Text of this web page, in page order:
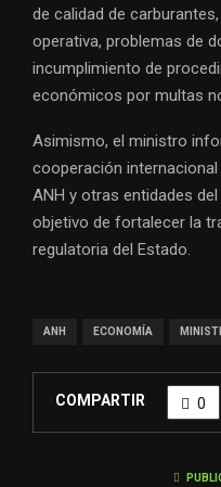
de calidad de
operativa, problemas de
incumplimiento de
económicos por multas
Asimismo, el ministro
cooperación
ANH y otras entidades
objetivo de fortalecer la
regulatoria del Estado.
ANH ECONOMÍA
COMPARTIR 0